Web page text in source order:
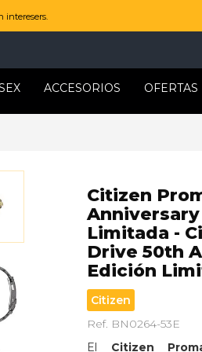
interesers.
ACCESORIOS OFERTAS
Citizen
Anniversary
Limitada -
Drive 50th
Edición
Citizen
Ref. BN0264-53E
El Citizen